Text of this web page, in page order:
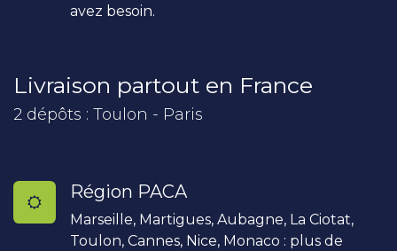
avez besoin.
Livraison partout en France
2 dépôts : Toulon - Paris
Région PACA
Marseille, Martigues, Aubagne, La Ciotat,
Toulon, Cannes, Nice, Monaco : plus de